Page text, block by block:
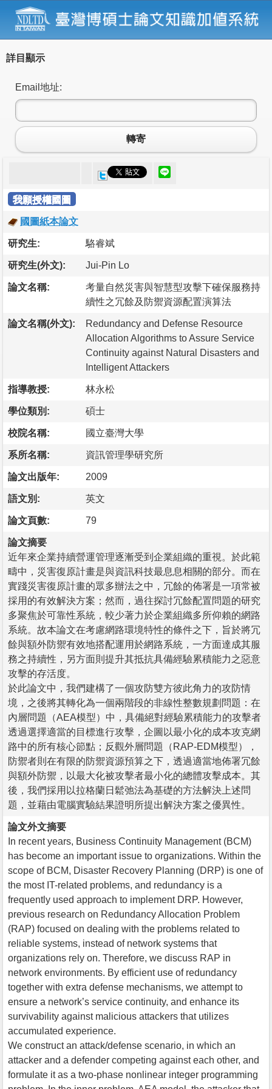
詳目顯示
Email地址:
轉寄
我願授權國圖
國圖紙本論文
研究生: 駱睿斌
研究生(外文): Jui-Pin Lo
論文名稱:
考量自然災害與智慧型攻擊下確保服務持
續性之冗餘及防禦資源配置演算法
論文名稱(外文):
Redundancy and Defense Resource
Allocation Algorithms to Assure Service
Continuity against Natural Disasters and
Intelligent Attackers
指導教授: 林永松
學位類別: 碩士
校院名稱: 國立臺灣大學
系所名稱: 資訊管理學研究所
論文出版年: 2009
語文別: 英文
論文頁數: 79
論文摘要
近年來企業持續營運管理逐漸受到企業組織的重視。於此範
疇中，災害復原計畫是與資訊科技最息息相關的部分。而在
實踐災害復原計畫的眾多辦法之中，冗餘的佈署是一項常被
採用的有效解決方案；然而，過往探討冗餘配置問題的研究
多聚焦於可靠性系統，較少著力於企業組織多所仰賴的網路
系統。故本論文在考慮網路環境特性的條件之下，旨於將冗
餘與額外防禦有效地搭配運用於網路系統，一方面達成其服
務之持續性，另方面則提升其抵抗具備經驗累積能力之惡意
攻擊的存活度。
於此論文中，我們建構了一個攻防雙方彼此角力的攻防情
境，之後將其轉化為一個兩階段的非線性整數規劃問題：在
內層問題（AEA模型）中，具備絕對經驗累積能力的攻擊者
透過選擇適當的目標進行攻擊，企圖以最小化的成本攻克網
路中的所有核心節點；反觀外層問題（RAP-EDM模型），
防禦者則在有限的防禦資源預算之下，透過適當地佈署冗餘
與額外防禦，以最大化被攻擊者最小化的總體攻擊成本。其
後，我們採用以拉格蘭日鬆弛法為基礎的方法解決上述問
題，並藉由電腦實驗結果證明所提出解決方案之優異性。
論文外文摘要
In recent years, Business Continuity Management (BCM)
has become an important issue to organizations. Within the
scope of BCM, Disaster Recovery Planning (DRP) is one of
the most IT-related problems, and redundancy is a
frequently used approach to implement DRP. However,
previous research on Redundancy Allocation Problem
(RAP) focused on dealing with the problems related to
reliable systems, instead of network systems that
organizations rely on. Therefore, we discuss RAP in
network environments. By efficient use of redundancy
together with extra defense mechanisms, we attempt to
ensure a network’s service continuity, and enhance its
survivability against malicious attackers that utilizes
accumulated experience.
We construct an attack/defense scenario, in which an
attacker and a defender competing against each other, and
formulate it as a two-phase nonlinear integer programming